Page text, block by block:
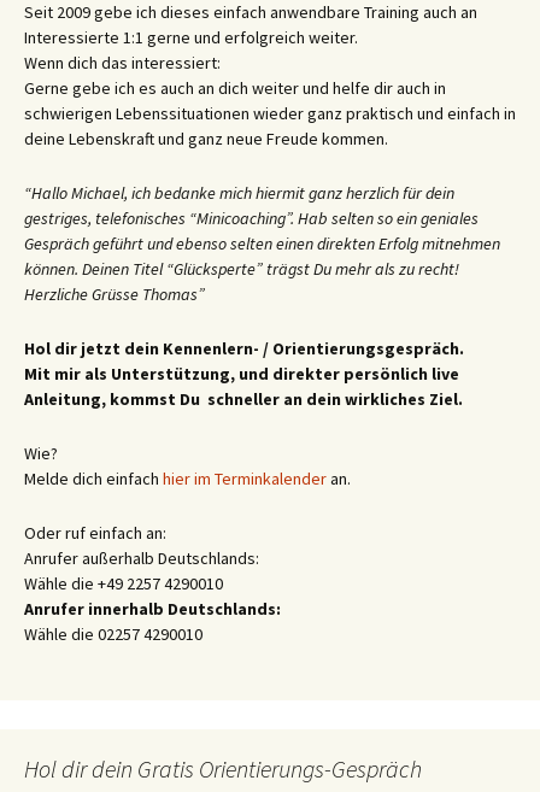
Seit 2009 gebe ich dieses einfach anwendbare Training auch an
Interessierte 1:1 gerne und erfolgreich weiter.
Wenn dich das interessiert:
Gerne gebe ich es auch an dich weiter und helfe dir auch in
schwierigen Lebenssituationen wieder ganz praktisch und einfach in
deine Lebenskraft und ganz neue Freude kommen.
“Hallo Michael, ich bedanke mich hiermit ganz herzlich für dein
gestriges, telefonisches “Minicoaching”. Hab selten so ein geniales
Gespräch geführt und ebenso selten einen direkten Erfolg mitnehmen
können. Deinen Titel “Glücksperte” trägst Du mehr als zu recht!
Herzliche Grüsse Thomas”
Hol dir jetzt dein Kennenlern- / Orientierungsgespräch.
Mit mir als Unterstützung, und direkter persönlich live
Anleitung, kommst Du schneller an dein wirkliches Ziel.
Wie?
Melde dich einfach hier im Terminkalenderan.
Oder ruf einfach an:
Anrufer außerhalb Deutschlands:
Wähle die +49 2257 4290010
Anrufer innerhalb Deutschlands:
Wähle die 02257 4290010
Hol dir dein Gratis Orientierungs-Gespräch